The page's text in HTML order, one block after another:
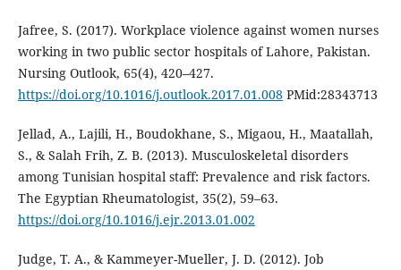
Jafree, S. (2017). Workplace violence against women nurses
working in two public sector hospitals of Lahore, Pakistan.
Nursing Outlook, 65(4), 420–427.
https://doi.org/10.1016/j.outlook.2017.01.008PMid:28343713
Jellad, A., Lajili, H., Boudokhane, S., Migaou, H., Maatallah,
S., & Salah Frih, Z. B. (2013). Musculoskeletal disorders
among Tunisian hospital staff: Prevalence and risk factors.
The Egyptian Rheumatologist, 35(2), 59–63.
https://doi.org/10.1016/j.ejr.2013.01.002
Judge, T. A., & Kammeyer-Mueller, J. D. (2012). Job